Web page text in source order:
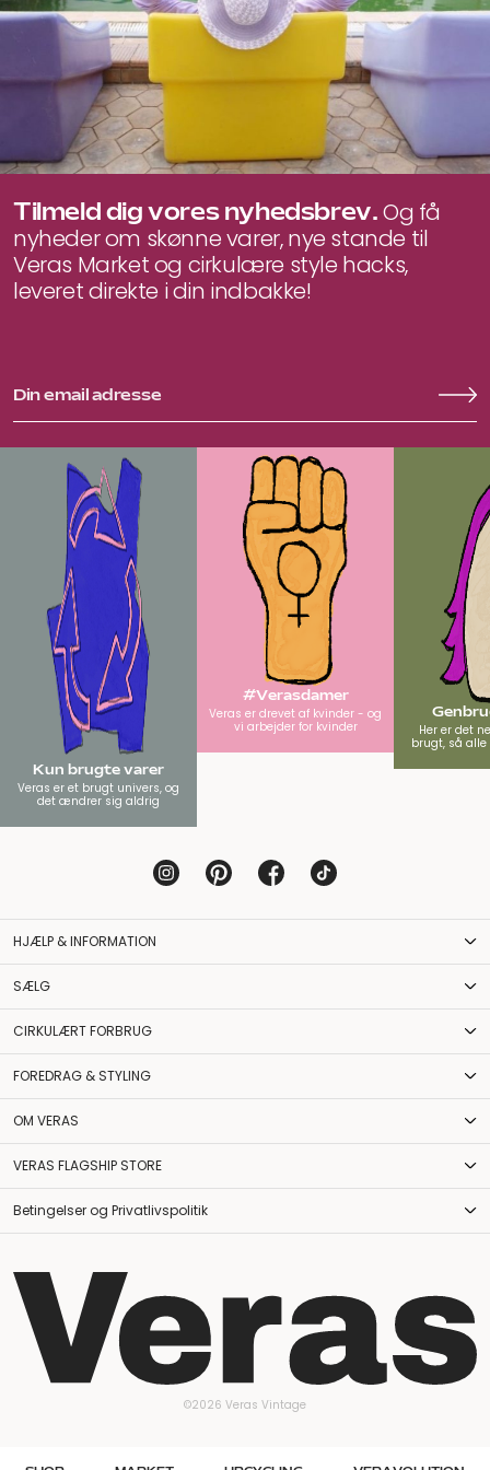
Tilmeld dig vores nyhedsbrev.Og få
nyheder om skønne varer, nye stande til
Veras Market og cirkulære style hacks,
leveret direkte i din indbakke!
Kun brugte varer
Veras er et brugt univers, og
det ændrer sig aldrig
#Verasdamer
Veras er drevet af kvinder - og
vi arbejder for kvinder
Her er det
brugt, så
HJÆLP & INFORMATION
SÆLG
CIRKULÆRT FORBRUG
FOREDRAG & STYLING
OM VERAS
VERAS FLAGSHIP STORE
Betingelser og Privatlivspolitik
©2026 Veras Vintage